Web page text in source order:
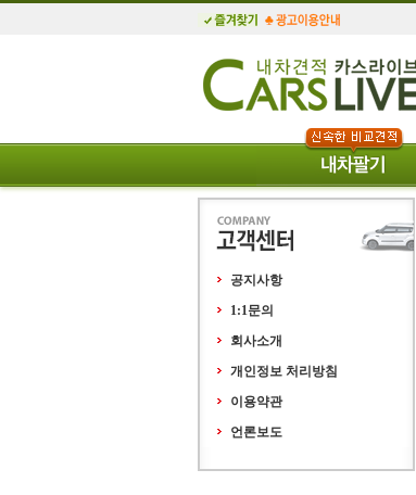
공지사항
1:1문의
회사소개
개인정보 처리방침
이용약관
언론보도